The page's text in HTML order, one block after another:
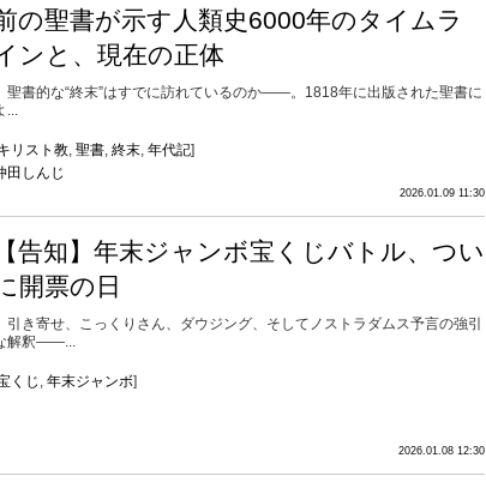
の聖書が示す人類史6000年のタイムラ
ンと、現在の正体
書的な“終末”はすでに訪れているのか――。1818年に出版された聖書に
...
リスト教, 聖書, 終末, 年代記]
2026.01.09 11:30
田しんじ
告知】年末ジャンボ宝くじバトル、つい
開票の日
き寄せ、こっくりさん、ダウジング、そしてノストラダムス予言の強引
解釈――...
くじ , 年末ジャンボ]
2026.01.08 12:30